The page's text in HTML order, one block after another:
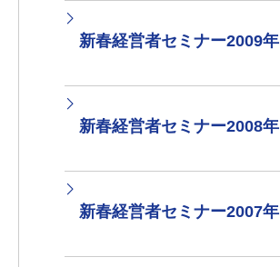
新春経営者セミナー2009年
新春経営者セミナー2008年
新春経営者セミナー2007年